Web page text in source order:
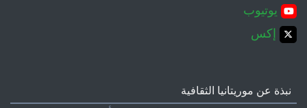
نبذة عن موريتانيا الثقافية